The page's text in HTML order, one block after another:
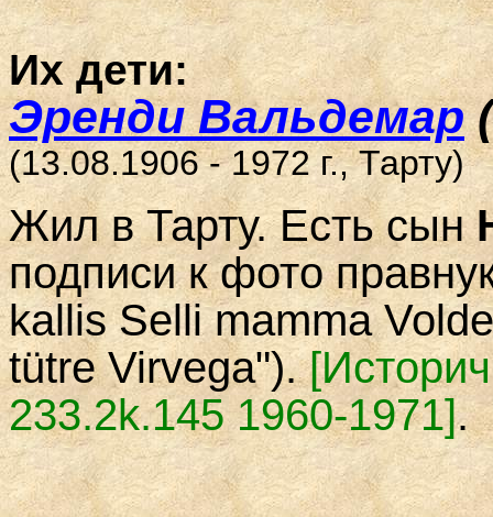
Их дети:
Эренди Вальдемар
(13.08.1906 - 1972 г., Тарту)
Жил в Тарту. Есть сын
подписи к фото
kallis Selli mamma
tütre Virvega").
233.2k.145 1960-1971].